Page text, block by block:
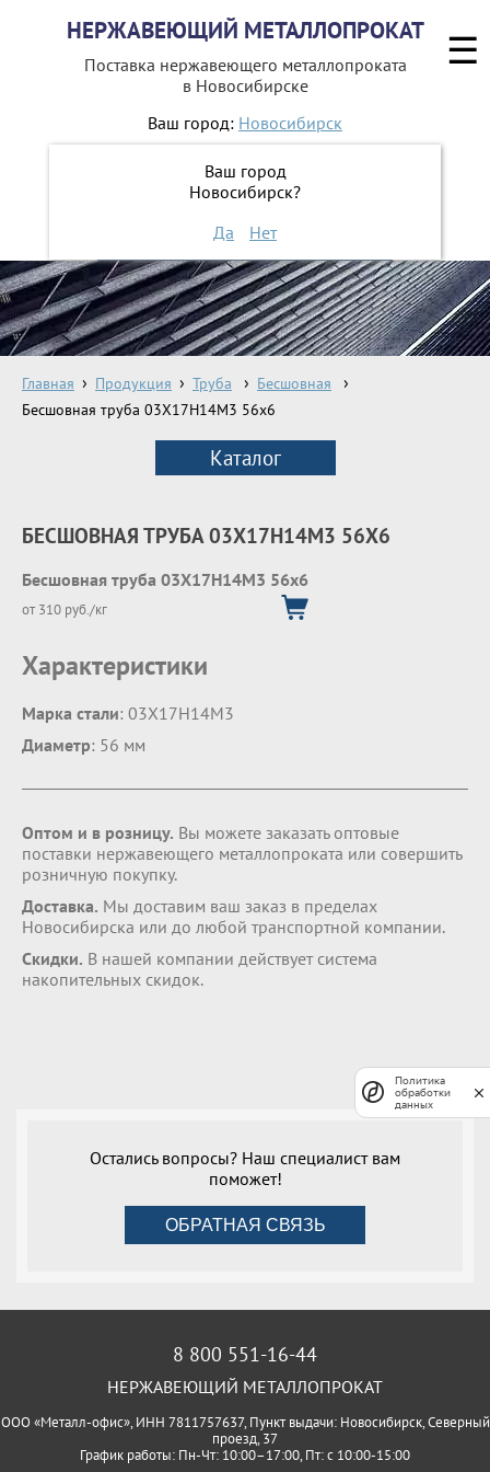
НЕРЖАВЕЮЩИЙ МЕТАЛЛОПРОКАТ
Поставка нержавеющего металлопроката
в Новосибирске
Ваш город: Новосибирск
Ваш город
Новосибирск?
Да
Нет
8 800 551-16-44
ЗАКАЗАТЬ ОБРАТНЫЙ ЗВОНОК
Главная Продукция Труба
Бесшовная
Бесшовная труба 03Х17Н14М3 56х6
Каталог
БЕСШОВНАЯ ТРУБА 03Х17Н14М3 56Х6
Бесшовная труба 03Х17Н14М3 56х6
от 310 руб./кг
Характеристики
Марка стали: 03Х17Н14М3
Диаметр: 56 мм
Оптом и в розницу. Вы можете заказать оптовые
поставки нержавеющего металлопроката или совершить
розничную покупку.
Доставка. Мы доставим ваш заказ в пределах
Новосибирска или до любой транспортной компании.
Скидки. В нашей компании действует система
накопительных скидок.
Остались вопросы? Наш специалист вам
поможет!
ОБРАТНАЯ СВЯЗЬ
8 800 551-16-44
НЕРЖАВЕЮЩИЙ МЕТАЛЛОПРОКАТ
ООО «Металл-офис», ИНН 7811757637, Пункт выдачи: Новосибирск, Северный
проезд, 37
График работы: Пн-Чт: 10:00–17:00, Пт: с 10:00-15:00
☰
Политика
обработки
данных